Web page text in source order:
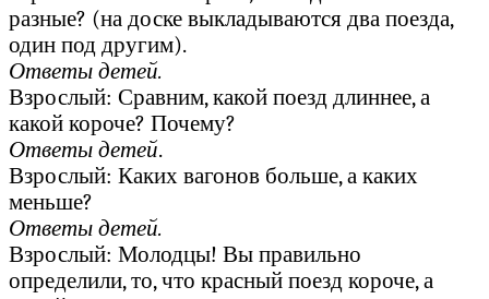
разные? (на доске выкладываются два поезда,
один под другим).
Ответы детей.
Взрослый: Сравним, какой поезд длиннее, а
какой короче? Почему?
Ответы детей.
Взрослый: Каких вагонов больше, а каких
меньше?
Ответы детей.
Взрослый: Молодцы! Вы правильно
определили, то, что красный поезд короче, а